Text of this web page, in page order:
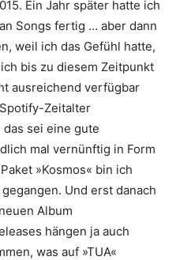
Ein Jahr später hatte ich
Songs fertig … aber dann
weil ich das Gefühl hatte,
bis zu diesem Zeitpunkt
ausreichend verfügbar
Zeitalter
sei eine gute
mal vernünftig in Form
»Kosmos« bin ich
Und erst danach
Album
hängen ja auch
was auf »TUA«